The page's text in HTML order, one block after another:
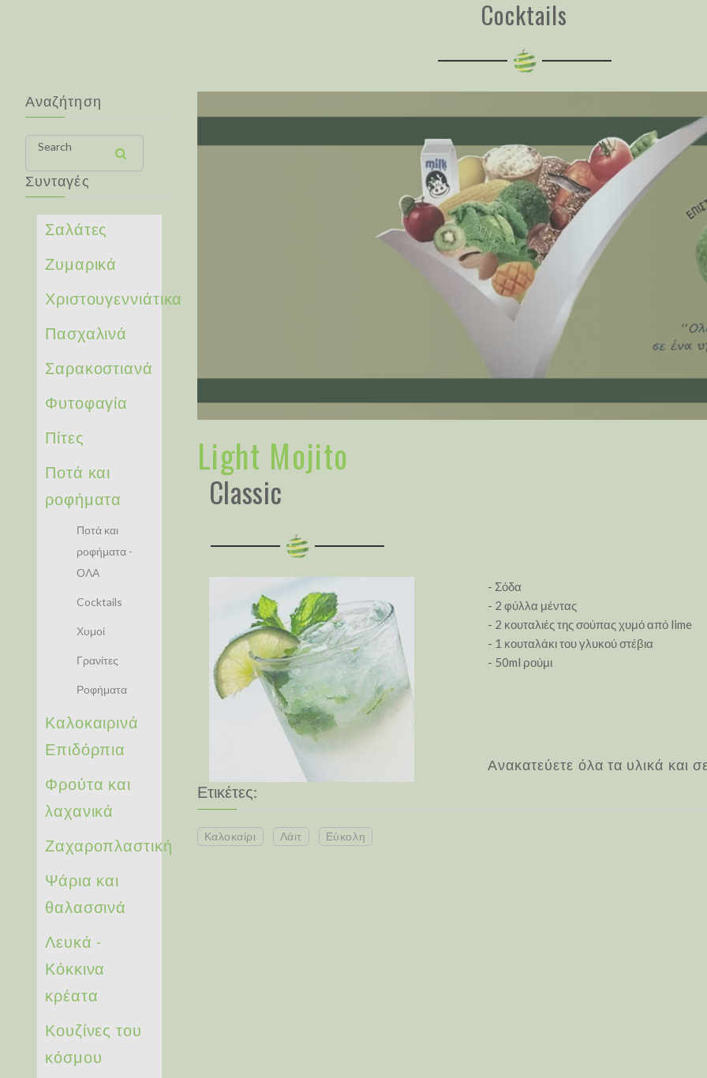
Cocktails
Αναζήτηση
Search
Συνταγές
Σαλάτες
Ζυμαρικά
Χριστουγεννιάτικα
Πασχαλινά
Σαρακοστιανά
Φυτοφαγία
Πίτες
Ποτά και
ροφήματα
Ποτά και
ροφήματα -
ΟΛΑ
Cocktails
Χυμοί
Γρανίτες
Ροφήματα
Καλοκαιρινά
Επιδόρπια
Φρούτα και
λαχανικά
Ζαχαροπλαστική
Ψάρια και
θαλασσινά
Λευκά -
Κόκκινα
κρέατα
Κουζίνες του
κόσμου
Light Mojito
Classic
- Σόδα
- 2 φύλλα μέντας
- 2 κουταλιές της σούπας χυμό από lime
- 1 κουταλάκι του γλυκού στέβια
- 50ml ρούμι
Ανακατεύετε όλα τα υλικά και
Ετικέτες:
Καλοκαίρι Λάιτ Εύκολη